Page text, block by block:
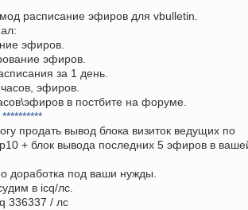
расписание эфиров для vbulletin.
эфиров.
эфиров.
за 1 день.
эфиров.
в постбите на форуме.
**********
продать вывод блока визиток ведущих по
+ блок вывода последних 5 эфиров в
доработка под ваши нужды.
в icq/лс.
336337 / лс